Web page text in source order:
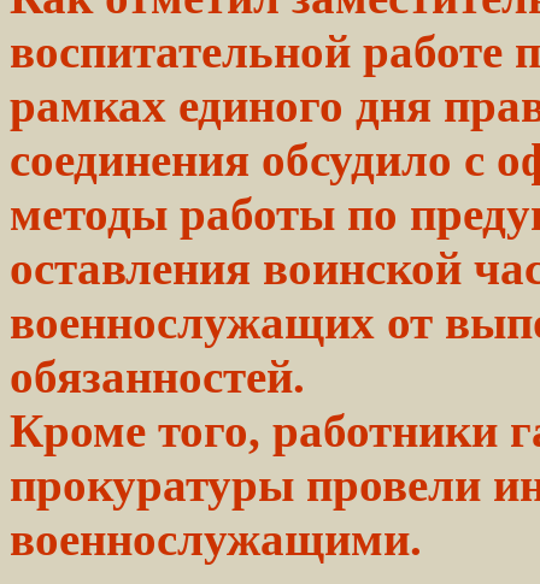
воспитательной работе
рамках единого дня
соединения обсудило с
методы работы по
оставления воинской
военнослужащих от
обязанностей.
Кроме того, работники
прокуратуры провели
военнослужащими.